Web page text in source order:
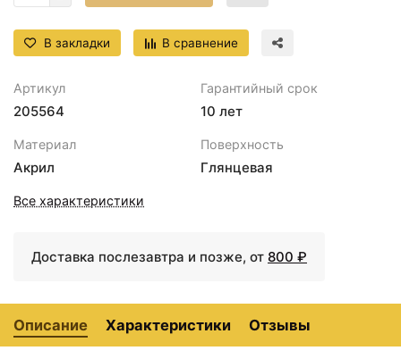
Крючок Haiba HB1705-1 +322 ₽
Крючок Haiba HB8405-4
Бронза
+650 ₽
Крючок Haiba HB8405-7
Черный матовый
+650 ₽
Bemeta Omega 104106032
₽
Крючок для полотенец
Hansgrohe Logis Universal
ванной Bemeta Omega 6
+16099
Полотенцедержатель Gappo
G0712-6 поворотный
+5577
₽
Стакан для зубных щеток AM
+3790
В закладки В сравнение
Артикул
205564
Гарантийный срок
10 лет
Материал
Акрил
Поверхность
Глянцевая
Все характеристики
Доставка послезавтра и позже, от 800 ₽
Описание Характеристики Отзывы